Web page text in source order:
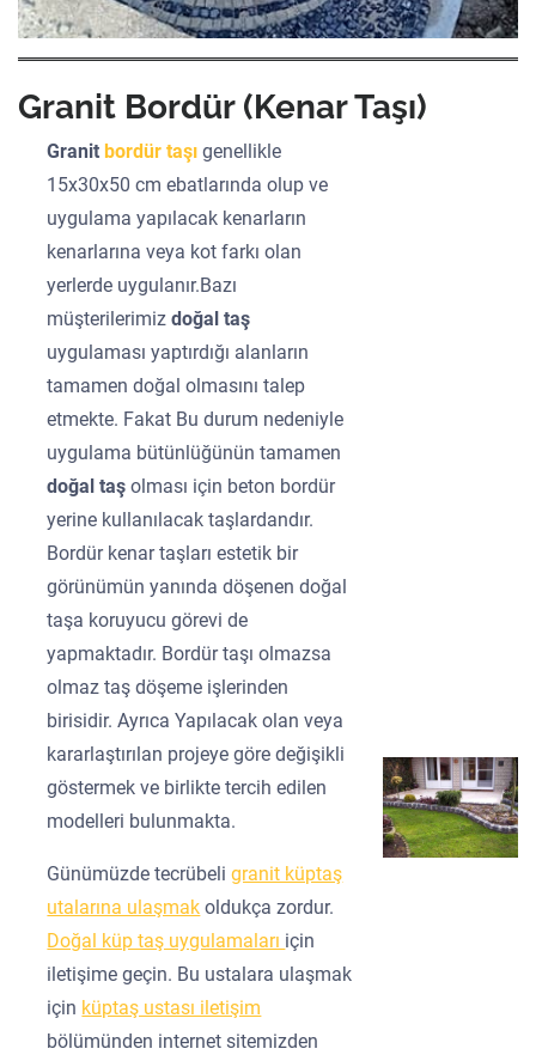
Granit Bordür (Kenar Taşı)
Granitbordür taşı genellikle
15x30x50 cm ebatlarında olup ve
uygulama yapılacak kenarların
kenarlarına veya kot farkı olan
yerlerde uygulanır.Bazı
müşterilerimizdoğal taş
uygulaması yaptırdığı alanların
tamamen doğal olmasını talep
etmekte. Fakat Bu durum nedeniyle
uygulama bütünlüğünün tamamen
doğal taşolması için beton bordür
yerine kullanılacak taşlardandır.
Bordür kenar taşları estetik bir
görünümün yanında döşenen doğal
taşa koruyucu görevi de
yapmaktadır. Bordür taşı olmazsa
olmaz taş döşeme işlerinden
birisidir. Ayrıca Yapılacak olan veya
kararlaştırılan projeye göre değişikli
göstermek ve birlikte tercih edilen
modelleri bulunmakta.
Günümüzde tecrübeligranit küptaş
utalarına ulaşmak oldukça zordur.
Doğal küp taş uygulamaları için
iletişime geçin. Bu ustalara ulaşmak
için küptaş ustası iletişim
bölümünden internet sitemizden